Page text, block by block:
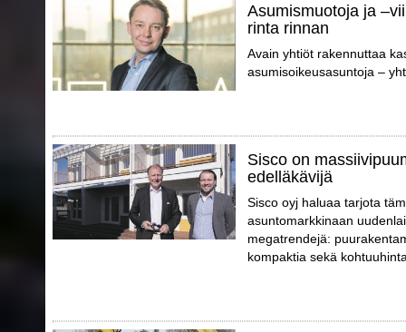
Asumismuotoja ja
rinta rinnan
Avain yhtiöt rakennuttaa
asumisoikeusasuntoja –
Sisco on
edelläkävijä
Sisco oyj haluaa tarjota
asuntomarkkinaan
megatrendejä:
kompaktia sekä